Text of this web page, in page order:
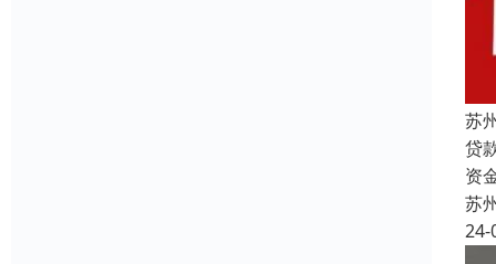
苏
贷
资
苏
24-